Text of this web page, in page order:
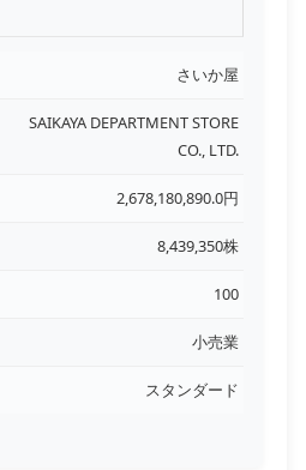
さいか屋
SAIKAYA DEPARTMENT STORE
CO., LTD.
2,678,180,890.0円
8,439,350株
100
小売業
スタンダード